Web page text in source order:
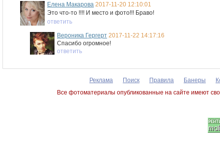
Елена Макарова 2017-11-20 12:10:01
Это что-то !!!! И место и фото!!! Браво!
ответить
Вероника Гергерт 2017-11-22 14:17:16
Спасибо огромное!
ответить
Реклама Поиск Правила Банеры
Все фотоматериалы опубликованные на сайте имеют